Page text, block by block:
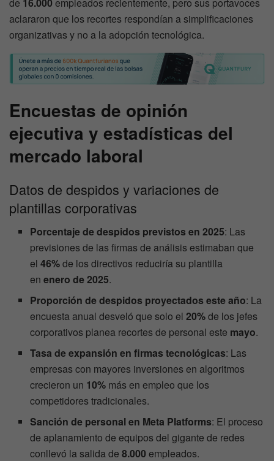
de 16.000 empleados recientemente, pero sus portavoces
aclararon que los recortes respondían a simplificaciones
organizativas y no a la adopción tecnológica.
Encuestas de opinión
ejecutiva y estadísticas del
mercado laboral
Datos de despidos y variaciones de
plantillas corporativas
Porcentaje de despidos previstos en 2025: Las
previsiones de las firmas de análisis estimaban que
el46%de los directivos reduciría su plantilla
enenero de 2025.
Proporción de despidos proyectados este año: La
encuesta anual desveló que solo el20%de los jefes
corporativos planea recortes de personal este mayo.
Tasa de expansión en firmas tecnológicas: Las
empresas con mayores inversiones en algoritmos
crecieron un 10% más en empleo que los
competidores tradicionales.
Sanción de personal en Meta Platforms: El proceso
de aplanamiento de equipos del gigante de redes
conllevó la salida de8.000 empleados.